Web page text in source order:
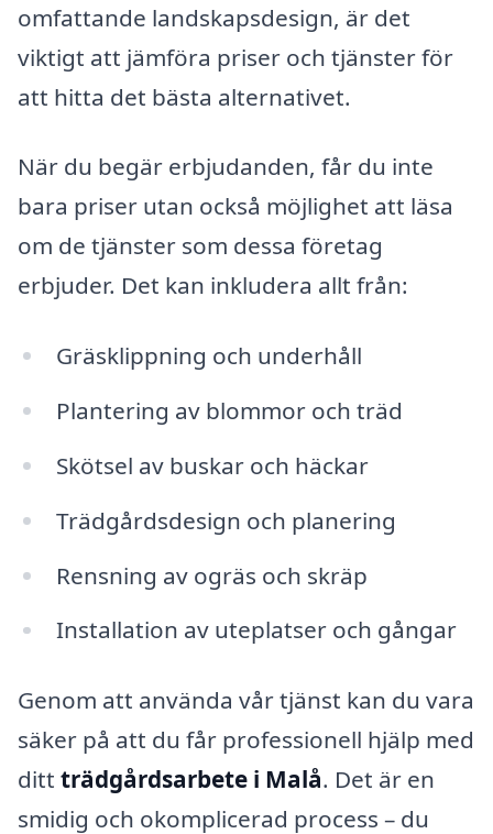
omfattande landskapsdesign, är det
viktigt att jämföra priser och tjänster för
att hitta det bästa alternativet.
När du begär erbjudanden, får du inte
bara priser utan också möjlighet att läsa
om de tjänster som dessa företag
erbjuder. Det kan inkludera allt från:
Gräsklippning och underhåll
Plantering av blommor och träd
Skötsel av buskar och häckar
Trädgårdsdesign och planering
Rensning av ogräs och skräp
Installation av uteplatser och gångar
Genom att använda vår tjänst kan du vara
säker på att du får professionell hjälp med
ditt trädgårdsarbete i Malå. Det är en
smidig och okomplicerad process – du